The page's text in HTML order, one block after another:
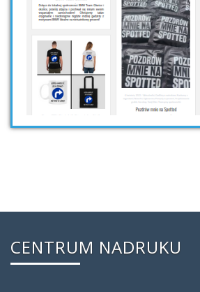
CENTRUM NADRUKU